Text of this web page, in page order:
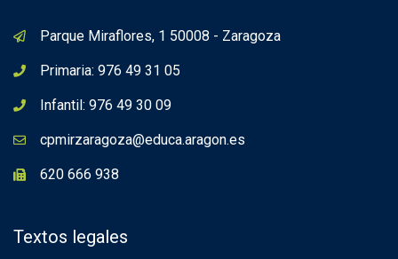
Parque Miraflores, 1 50008 - Zaragoza
Primaria: 976 49 31 05
Infantil: 976 49 30 09
cpmirzaragoza@educa.aragon.es
620 666 938
Textos legales